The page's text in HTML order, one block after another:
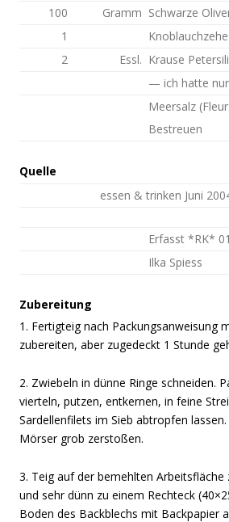
100
Gramm Schwarze
1
Knoblauchzehe
2
Essl. Krause
— ich hatte
Meersalz
Bestreuen
Quelle
essen & trinken Juni
Erfasst *RK*
Ilka Spiess
Zubereitung
1. Fertigteig nach Packungsanweisung
zubereiten, aber zugedeckt 1 Stunde
2. Zwiebeln in dünne Ringe schneiden.
vierteln, putzen, entkernen, in feine
Sardellenfilets im Sieb abtropfen
Mörser grob zerstoßen.
3. Teig auf der bemehlten Arbeitsfläche
und sehr dünn zu einem Rechteck
Boden des Backblechs mit Backpapier